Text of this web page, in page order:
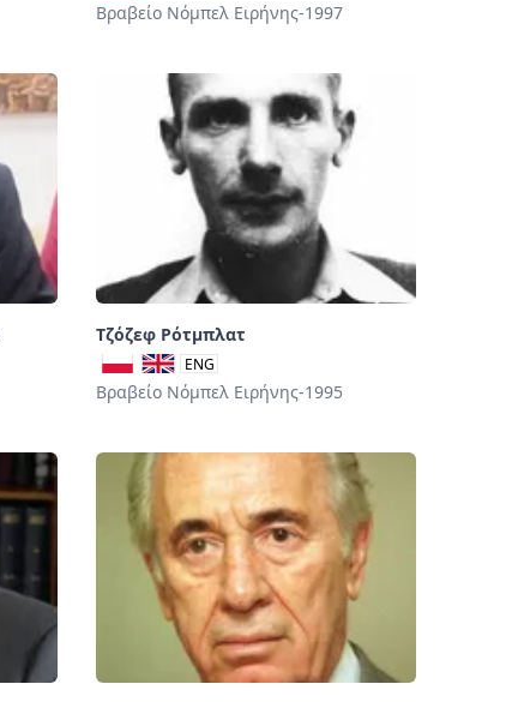
Βραβείο Νόμπελ Ειρήνης-1997
Τζόζεφ Ρότμπλατ
ENG
Βραβείο Νόμπελ Ειρήνης-1995